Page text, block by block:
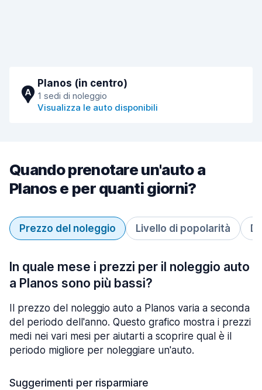
A
Planos (in centro)
1 sedi di noleggio
Visualizza le auto disponibili
Quando prenotare un'auto a
Planos e per quanti giorni?
Prezzo del noleggio Livello di popolarità
In quale mese i prezzi per il noleggio auto
a Planos sono più bassi?
Il prezzo del noleggio auto a Planos varia a seconda
del periodo dell'anno. Questo grafico mostra i prezzi
medi nei vari mesi per aiutarti a scoprire qual è il
periodo migliore per noleggiare un'auto.
Suggerimenti per risparmiare